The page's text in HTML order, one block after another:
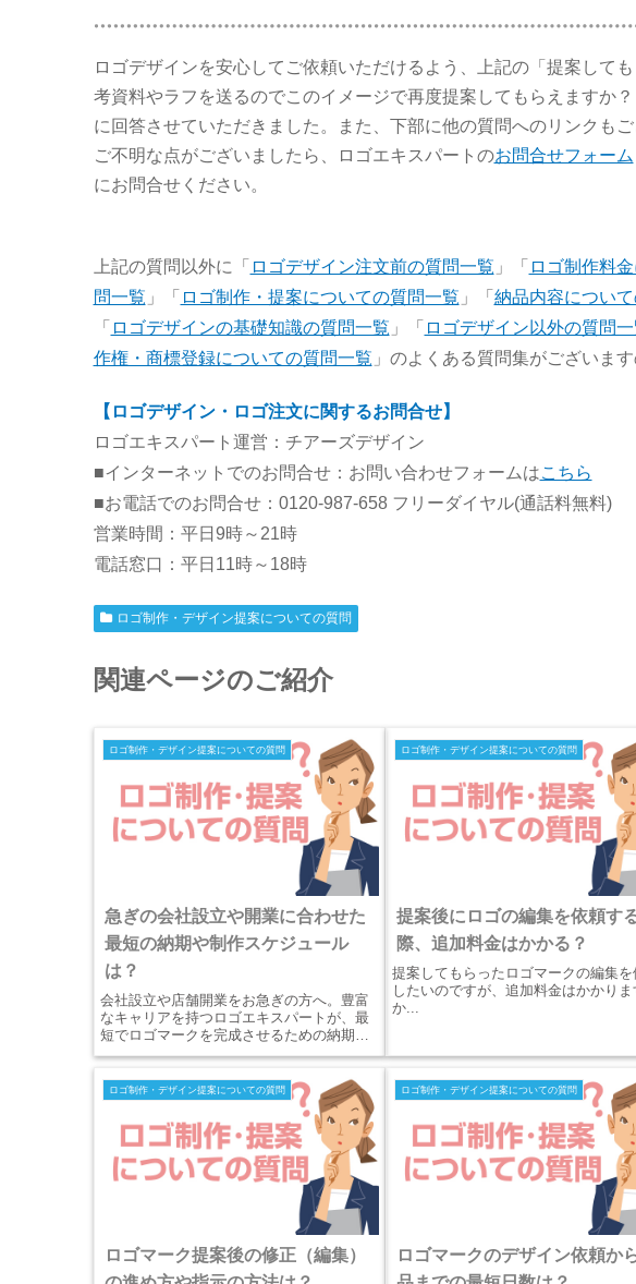
ロゴデザインを安心してご依頼いただけるよう、上記の「提案して
考資料やラフを送るのでこのイメージで再度提案してもらえますか？
に回答させていただきました。また、下部に他の質問へのリンクも
ご不明な点がございましたら、ロゴエキスパートのお問合せフォーム
にお問合せください。
上記の質問以外に「 ロゴデザイン注文前の質問一覧 」「 ロゴ制作料
問一覧 」「 ロゴ制作・提案についての質問一覧 」「 納品内容につい
「 ロゴデザインの基礎知識の質問一覧 」「 ロゴデザイン以外の質問
作権・商標登録についての質問一覧 」のよくある質問集がございま
【ロゴデザイン・ロゴ注文に関するお問合せ】
ロゴエキスパート運営：チアーズデザイン
■インターネットでのお問合せ：お問い合わせフォームはこちら
■お電話でのお問合せ：0120-987-658 フリーダイヤル(通話料無料)
営業時間：平日9時～21時
電話窓口：平日11時～18時
ロゴ制作・デザイン提案についての質問
関連ページのご紹介
ロゴ制作・デザイン提案についての質問
急ぎの会社設立や開業に合わせた
最短の納期や制作スケジュール
は？
会社設立や店舗開業をお急ぎの方へ。豊富
なキャリアを持つロゴエキスパートが、最
短でロゴマークを完成させるための納期や
に看板や名刺に使える納品データパッケー
ジをご紹介。
ロゴ制作・デザイン提案についての質問
提案後にロゴの編集を依頼す
際、追加料金はかかる？
提案してもらったロゴマークの編集を
したいのですが、追加料金はかかりま
か...
ロゴ制作・デザイン提案についての質問
ロゴマーク提案後の修正（編集）
ロゴ制作・デザイン提案についての質問
ロゴマークのデザイン依頼か